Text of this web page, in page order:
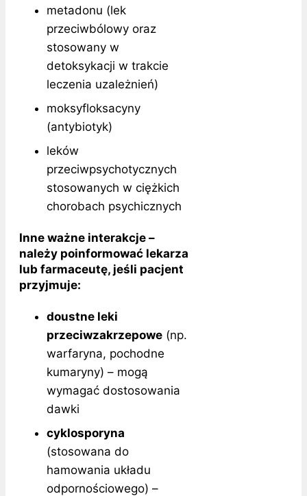
metadonu (lek
przeciwbólowy oraz
stosowany w
detoksykacji w trakcie
leczenia uzależnień)
moksyfloksacyny
(antybiotyk)
leków
przeciwpsychotycznych
stosowanych w ciężkich
chorobach psychicznych
Inne ważne interakcje –
należy poinformować lekarza
lub farmaceutę, jeśli pacjent
przyjmuje:
doustne leki
przeciwzakrzepowe (np.
warfaryna, pochodne
kumaryny) – mogą
wymagać dostosowania
dawki
cyklosporyna
(stosowana do
hamowania układu
odpornościowego) –